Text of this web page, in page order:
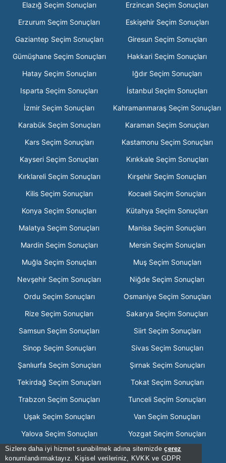
Sizlere daha iyi hizmet sunabilmek adına sitemizdeçerez
konumlandırmaktayız. Kişisel verileriniz, KVKK ve GDPR
Elazığ Seçim Sonuçları
Erzincan Seçim Sonuçları
Erzurum Seçim Sonuçları
Eskişehir Seçim Sonuçları
Gaziantep Seçim Sonuçları
Giresun Seçim Sonuçları
Gümüşhane Seçim Sonuçları
Hakkari Seçim Sonuçları
Hatay Seçim Sonuçları
Iğdır Seçim Sonuçları
Isparta Seçim Sonuçları
İstanbul Seçim Sonuçları
İzmir Seçim Sonuçları
Kahramanmaraş Seçim Sonuçları
Karabük Seçim Sonuçları
Karaman Seçim Sonuçları
Kars Seçim Sonuçları
Kastamonu Seçim Sonuçları
Kayseri Seçim Sonuçları
Kırıkkale Seçim Sonuçları
Kırklareli Seçim Sonuçları
Kırşehir Seçim Sonuçları
Kilis Seçim Sonuçları
Kocaeli Seçim Sonuçları
Konya Seçim Sonuçları
Kütahya Seçim Sonuçları
Malatya Seçim Sonuçları
Manisa Seçim Sonuçları
Mardin Seçim Sonuçları
Mersin Seçim Sonuçları
Muğla Seçim Sonuçları
Muş Seçim Sonuçları
Nevşehir Seçim Sonuçları
Niğde Seçim Sonuçları
Ordu Seçim Sonuçları
Osmaniye Seçim Sonuçları
Rize Seçim Sonuçları
Sakarya Seçim Sonuçları
Samsun Seçim Sonuçları
Siirt Seçim Sonuçları
Sinop Seçim Sonuçları
Sivas Seçim Sonuçları
Şanlıurfa Seçim Sonuçları
Şırnak Seçim Sonuçları
Tekirdağ Seçim Sonuçları
Tokat Seçim Sonuçları
Trabzon Seçim Sonuçları
Tunceli Seçim Sonuçları
Uşak Seçim Sonuçları
Van Seçim Sonuçları
Yalova Seçim Sonuçları
Yozgat Seçim Sonuçları
Zonguldak Seçim Sonuçları